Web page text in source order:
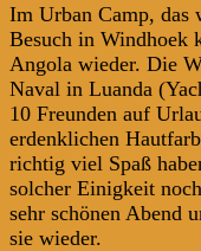
Im Urban Camp, das
Besuch in Windhoek
Angola wieder. Die
Naval in Luanda
10 Freunden auf
erdenklichen
richtig viel Spaß
solcher Einigkeit
sehr schönen Abend
sie wieder.